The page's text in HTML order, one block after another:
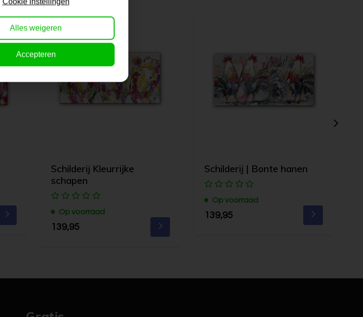
Schilderij Kleurrijke
schapen
Op voorraad
139,95
Schilderij | Bonte hanen
Op voorraad
139,95
Alles weigeren
Accepteren